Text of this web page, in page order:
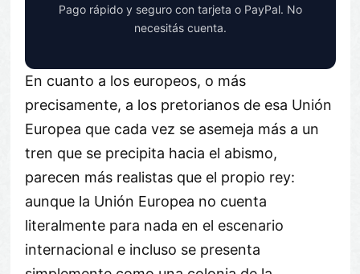
Pago rápido y seguro con tarjeta o PayPal. No
necesitás cuenta.
En cuanto a los europeos, o más
precisamente, a los pretorianos de esa Unión
Europea que cada vez se asemeja más a un
tren que se precipita hacia el abismo,
parecen más realistas que el propio rey:
aunque la Unión Europea no cuenta
literalmente para nada en el escenario
internacional e incluso se presenta